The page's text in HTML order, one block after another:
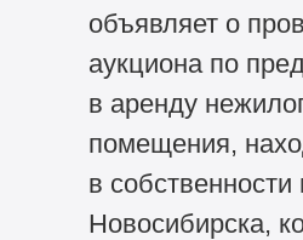
объявляет о
аукциона по
в аренду
помещения,
в собственности
Новосибирска,